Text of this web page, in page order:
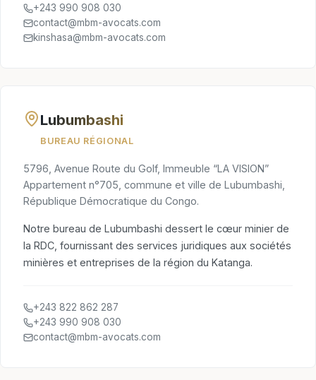
+243 990 908 030
contact@mbm-avocats.com
kinshasa@mbm-avocats.com
Lubumbashi
BUREAU RÉGIONAL
5796, Avenue Route du Golf, Immeuble “LA VISION”
Appartement n°705, commune et ville de Lubumbashi,
République Démocratique du Congo.
Notre bureau de Lubumbashi dessert le cœur minier de
la RDC, fournissant des services juridiques aux sociétés
minières et entreprises de la région du Katanga.
+243 822 862 287
+243 990 908 030
contact@mbm-avocats.com